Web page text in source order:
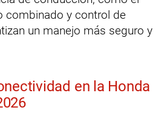
combinado y control de
un manejo más seguro y
en la Honda